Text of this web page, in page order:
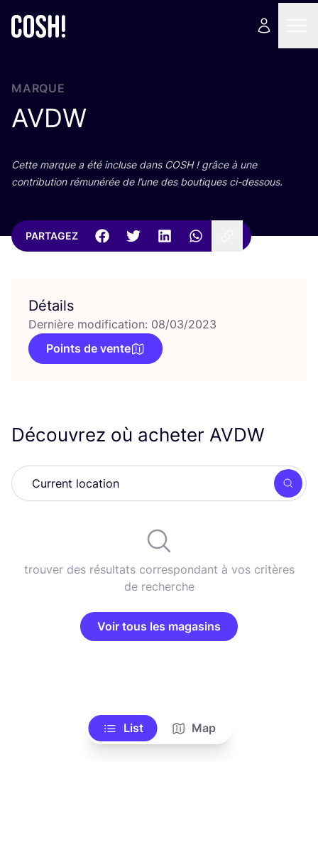
MARQUE
AVDW
Cette marque a été incluse dans COSH! grâce à une
contri­bu­tion rému­né­rée de l’une des bou­tiques ci-dessous.
PARTAGEZ
Détails
Dernière modification: 08/03/2023
Points de vente
Découvrez où acheter AVDW
trouver des résultats correspondant à vos critères
de recherche
Voir tous les magasins
List Map